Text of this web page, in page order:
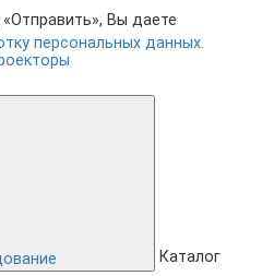
Вы даете
персональных данных.
Каталог